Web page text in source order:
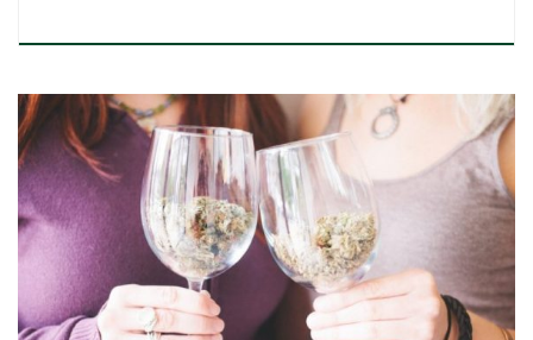
Wiele ludzi po pierwszym spotkaniu z marihuaną praktycznie w
całości […]